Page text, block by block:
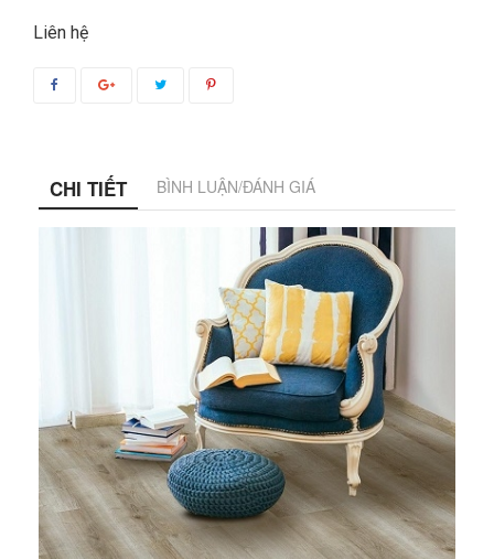
Liên hệ
CHI TIẾT BÌNH LUẬN/ĐÁNH GIÁ